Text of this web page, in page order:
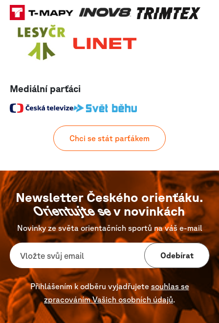
Mediální parťáci
Chci se stát parťákem
Newsletter Českého orienťáku.
Orientujte sev novinkách
Novinky ze světa orientačních sportů na váš e-mail
Odebírat
Přihlášením k odběru vyjadřujete souhlas se
zpracováním Vašich osobních údajů.